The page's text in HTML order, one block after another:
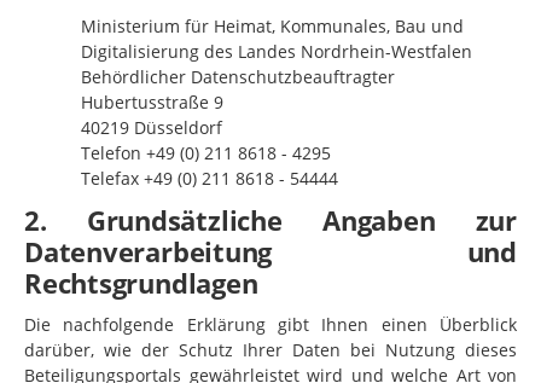
Ministerium für Heimat, Kommunales, Bau und
Digitalisierung des Landes Nordrhein-Westfalen
Behördlicher Datenschutzbeauftragter
Hubertusstraße 9
40219 Düsseldorf
Telefon +49 (0) 211 8618 - 4295
Telefax +49 (0) 211 8618 - 54444
2. Grundsätzliche Angaben zur
Datenverarbeitung und
Rechtsgrundlagen
Die nachfolgende Erklärung gibt Ihnen einen Überblick
darüber, wie der Schutz Ihrer Daten bei Nutzung dieses
Beteiligungsportals gewährleistet wird und welche Art von